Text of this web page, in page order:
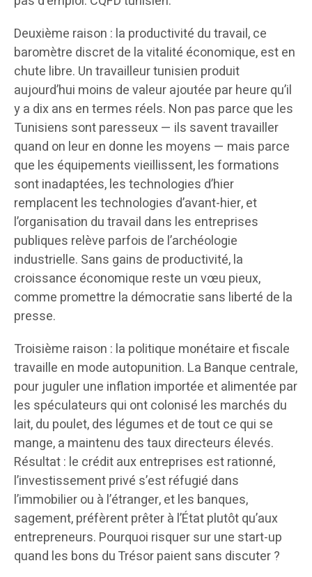
Deuxième raison : la productivité du travail, ce
baromètre discret de la vitalité économique, est en
chute libre. Un travailleur tunisien produit
aujourd’hui moins de valeur ajoutée par heure qu’il
y a dix ans en termes réels. Non pas parce que les
Tunisiens sont paresseux — ils savent travailler
quand on leur en donne les moyens — mais parce
que les équipements vieillissent, les formations
sont inadaptées, les technologies d’hier
remplacent les technologies d’avant-hier, et
l’organisation du travail dans les entreprises
publiques relève parfois de l’archéologie
industrielle. Sans gains de productivité, la
croissance économique reste un vœu pieux,
comme promettre la démocratie sans liberté de la
presse.
Troisième raison : la politique monétaire et fiscale
travaille en mode autopunition. La Banque centrale,
pour juguler une inflation importée et alimentée par
les spéculateurs qui ont colonisé les marchés du
lait, du poulet, des légumes et de tout ce qui se
mange, a maintenu des taux directeurs élevés.
Résultat : le crédit aux entreprises est rationné,
l’investissement privé s’est réfugié dans
l’immobilier ou à l’étranger, et les banques,
sagement, préfèrent prêter à l’État plutôt qu’aux
entrepreneurs. Pourquoi risquer sur une start-up
quand les bons du Trésor paient sans discuter ?